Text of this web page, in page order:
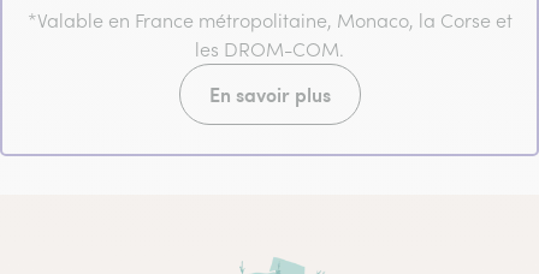
*Valable en France métropolitaine, Monaco, la Corse et
les DROM-COM.
En savoir plus